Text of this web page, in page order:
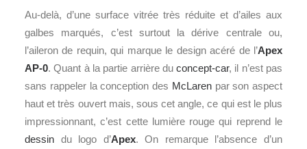
Au-delà, d’une surface vitrée très réduite et d’ailes aux
galbes marqués, c’est surtout la dérive centrale ou,
l’aileron de requin, qui marque le design acéré de l’Apex
AP-0. Quant à la partie arrière duconcept-car, il n’est pas
sans rappeler la conception des McLarenpar son aspect
haut et très ouvert mais, sous cet angle, ce qui est le plus
impressionnant, c’est cette lumière rouge qui reprend le
dessin du logo d’Apex. On remarque l’absence d’un